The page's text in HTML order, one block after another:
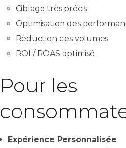
Ciblage très précis
Optimisation des
Réduction des volumes
ROI / ROAS optimisé
Pour les
Expérience Personnalisée